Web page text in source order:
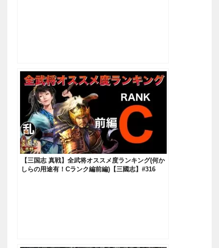
【三国志 真戦】全武将オススメ度ランキング(何か
しらの用途有！Cランク編前編)【三國志】#316